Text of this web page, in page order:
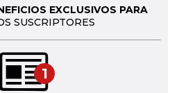
EXCLUSIVOS PARA
SUSCRIPTORES
1